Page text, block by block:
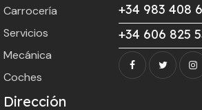
Carrocería
Servicios
Mecánica
Coches
+34 983 408
+34 606 825
Dirección